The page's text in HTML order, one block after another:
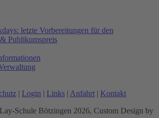
letzte Vorbereitungen für den
Publikumspreis
| Login | Links | Anfahrt | Kontakt
Schule Bötzingen 2026, Custom Design by